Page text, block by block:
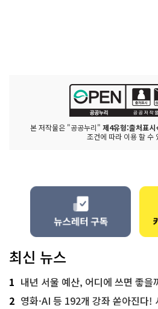
본 저작물은 "공공누리" 제4유형:출처표시
조건에 따라 이용 할 수
최신 뉴스
1 내년 서울 예산, 어디에 쓰면 좋을
2 영화·AI 등 192개 강좌 쏟아진다!